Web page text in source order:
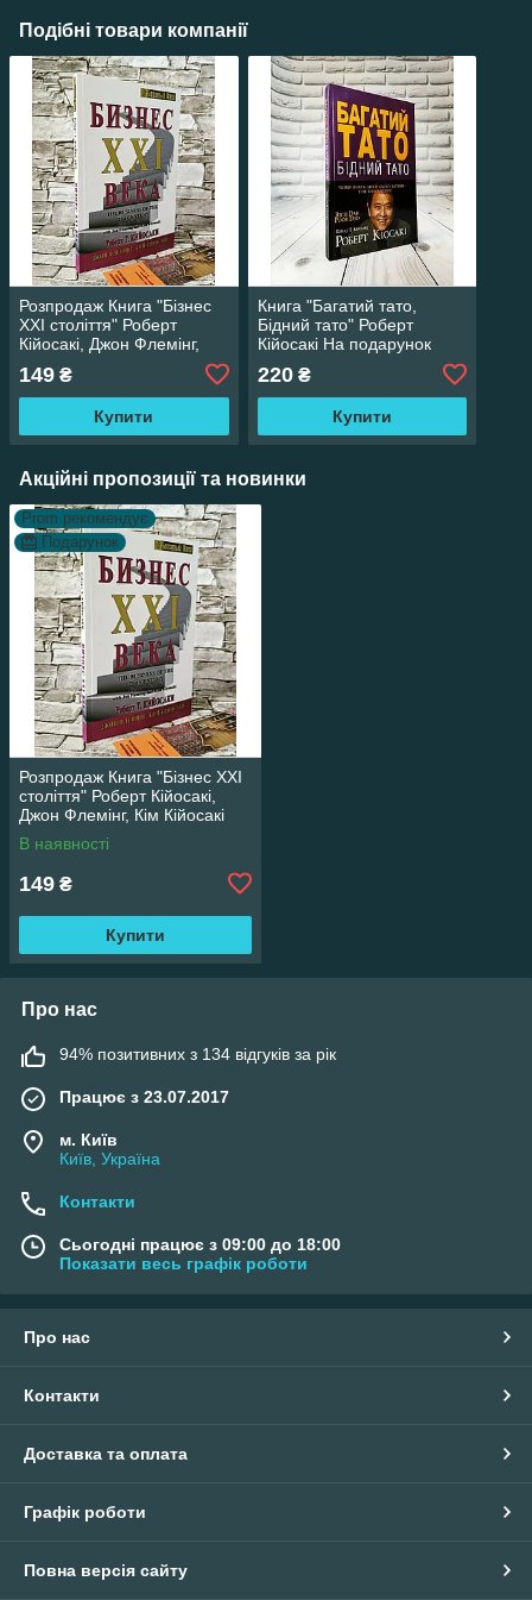
Подібні товари компанії
Розпродаж Книга "Бізнес
XXI століття" Роберт
Кійосакі, Джон Флемінг,
149 ₴
Купити
Книга "Багатий тато,
Бідний тато" Роберт
Кійосакі На подарунок
мовою тверда обкладинка
220₴
Купити
Акційні пропозиції та новинки
Prom рекомендує
Подарунок
Розпродаж Книга "Бізнес XXI
століття" Роберт Кійосакі,
Джон Флемінг, Кім Кійосакі
В наявності
149 ₴
Купити
Про нас
94% позитивних з 134 відгуків за рік
Працює з 23.07.2017
м. Київ
Київ, Україна
Контакти
Сьогодні працює з 09:00 до 18:00
Показати весь графік роботи
Про нас
Контакти
Доставка та оплата
Графік роботи
Повна версія сайту